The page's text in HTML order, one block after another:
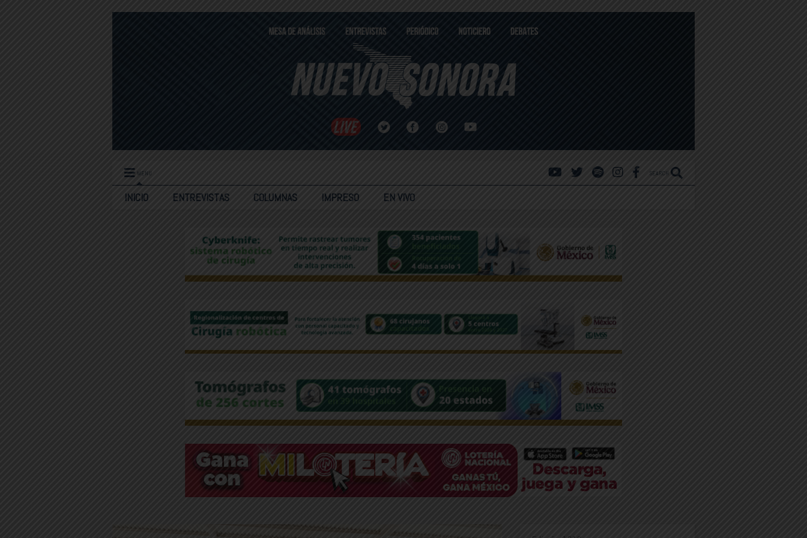
MENU SEARCH
INICIO ENTREVISTAS COLUMNAS IMPRESO EN VIVO